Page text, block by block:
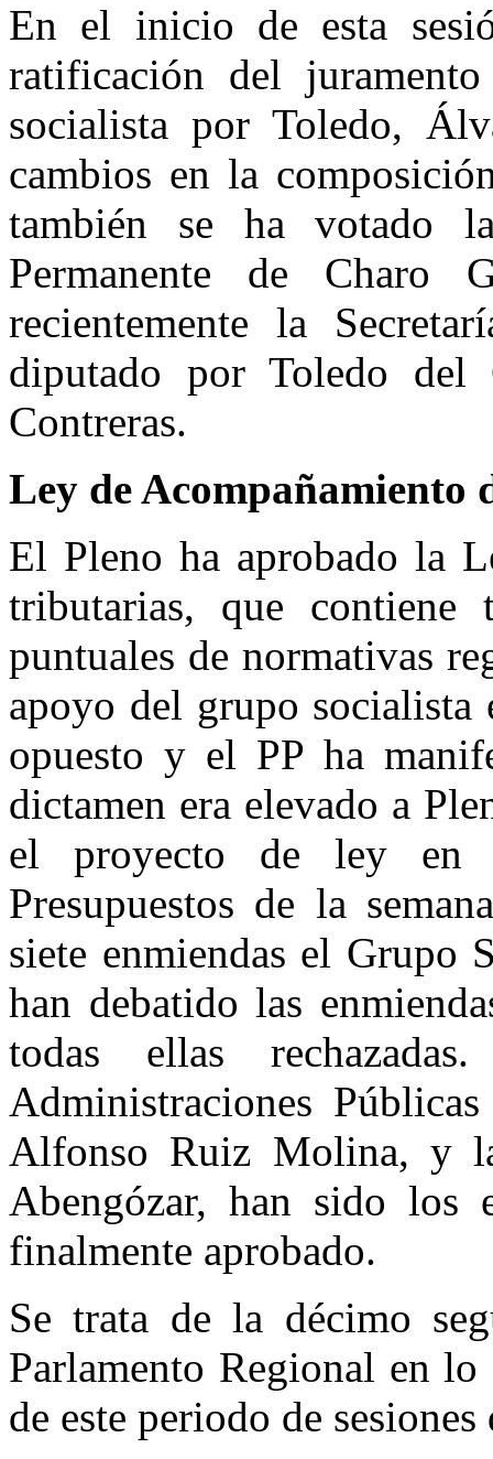
En el inicio de esta
ratificación del
socialista por Toledo,
cambios en la
también se ha votado
Permanente de Charo
recientemente la
diputado por Toledo del
Contreras.
Ley de Acompañamiento
El Pleno ha aprobado la
tributarias, que contiene
puntuales de normativas
apoyo del grupo socialista
opuesto y el PP ha
dictamen era elevado a
el proyecto de ley en
Presupuestos de la
siete enmiendas el Grupo
han debatido las
todas ellas
Administraciones
Alfonso Ruiz Molina, y
Abengózar, han sido los
finalmente aprobado.
Se trata de la décimo
Parlamento Regional en
de este periodo de